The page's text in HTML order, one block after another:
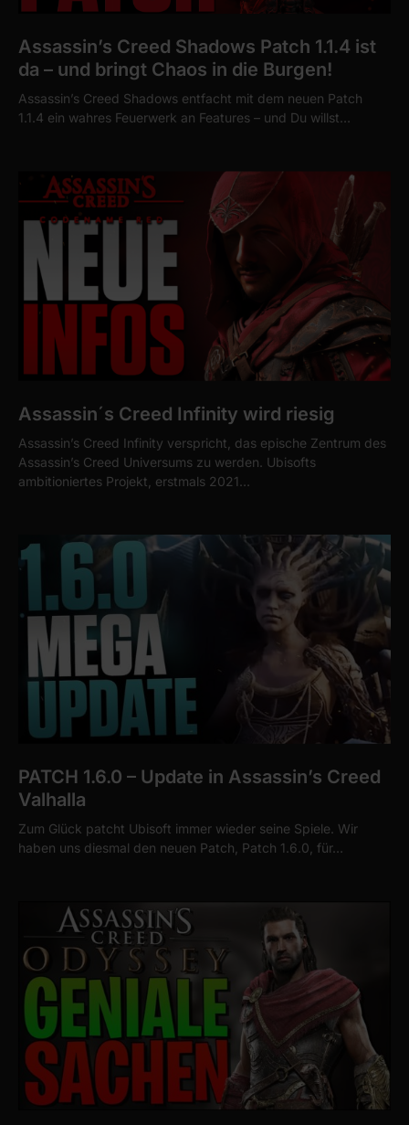
Assassin’s Creed Shadows Patch 1.1.4 ist
da – und bringt Chaos in die Burgen!
Assassin’s Creed Shadows entfacht mit dem neuen Patch
1.1.4 ein wahres Feuerwerk an Features – und Du willst…
Assassin´s Creed Infinity wird riesig
Assassin’s Creed Infinity verspricht, das epische Zentrum des
Assassin’s Creed Universums zu werden. Ubisofts
ambitioniertes Projekt, erstmals 2021…
PATCH 1.6.0 – Update in Assassin’s Creed
Valhalla
Zum Glück patcht Ubisoft immer wieder seine Spiele. Wir
haben uns diesmal den neuen Patch, Patch 1.6.0, für…